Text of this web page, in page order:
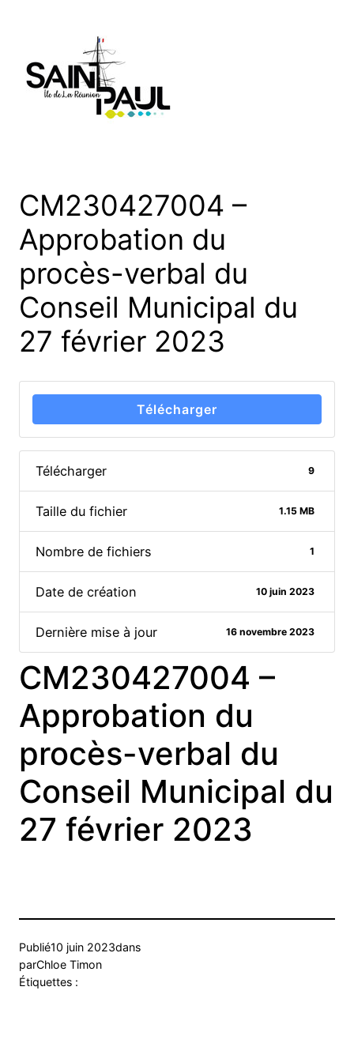
CM230427004 –
Approbation du
procès-verbal du
Conseil Municipal du
27 février 2023
Télécharger
Télécharger 9
Taille du fichier 1.15 MB
Nombre de fichiers 1
Date de création 10 juin 2023
Dernière mise à jour 16 novembre 2023
CM230427004 –
Approbation du
procès-verbal du
Conseil Municipal du
27 février 2023
Publié10 juin 2023dans
parChloe Timon
Étiquettes :